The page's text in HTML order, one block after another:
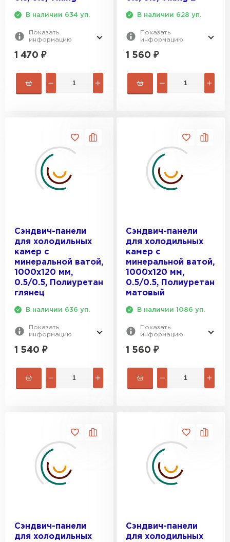
В наличии 634 уп.
Показать
информацию
1 470 ₽
В наличии 628 уп.
Показать
информацию
1 560 ₽
Сэндвич-панели
для холодильных
камер с
минеральной ватой,
1000х120 мм,
0.5/0.5, Полиуретан
глянец
В наличии 636 уп.
Показать
информацию
1 540 ₽
Сэндвич-панели
для холодильных
камер с
минеральной ватой,
1000х120 мм,
0.5/0.5, Полиуретан
матовый
В наличии 1086 уп.
Показать
информацию
1 560 ₽
Сэндвич-панели
для холодильных
Сэндвич-панели
для холодильных
Утеплитель Izolife